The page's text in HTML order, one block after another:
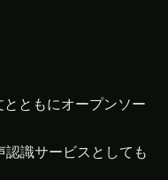
ともにオープンソー
識サービスとしても